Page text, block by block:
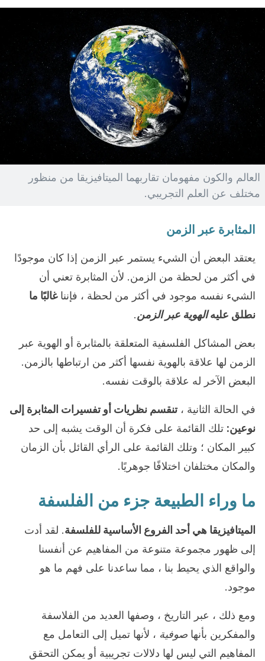
العالم والكون مفهومان تقاربهما الميتافيزيقا من منظور
مختلف عن العلم التجريبي.
المثابرة عبر الزمن
يعتقد البعض أن الشيء يستمر عبر الزمن إذا كان موجودًا
في أكثر من لحظة من الزمن. لأن المثابرة تعني أن
الشيء نفسه موجود في أكثر من لحظة ، فإنناغالبًا ما
نطلق عليهالهوية عبر الزمن.
بعض المشاكل الفلسفية المتعلقة بالمثابرة أو الهوية عبر
الزمن لها علاقة بالهوية نفسها أكثر من ارتباطها بالزمن.
البعض الآخر له علاقة بالوقت نفسه.
في الحالة الثانية ،تنقسم نظريات أو تفسيرات المثابرة إلى
نوعين: تلك القائمة على فكرة أن الوقت يشبه إلى حد
كبير المكان ؛ وتلك القائمة على الرأي القائل بأن الزمان
والمكان مختلفان اختلافًا جوهريًا.
ما وراء الطبيعة جزء من الفلسفة
الميتافيزيقا هي أحد الفروع الأساسية للفلسفة. لقد أدت
إلى ظهور مجموعة متنوعة من المفاهيم عن أنفسنا
والواقع الذي يحيط بنا ، مما ساعدنا على فهم ما هو
موجود.
ومع ذلك ، عبر التاريخ ، وصفها العديد من الفلاسفة
والمفكرين بأنها صوفية ، لأنها تميل إلى التعامل مع
المفاهيم التي ليس لها دلالات تجريبية أو يمكن التحقق